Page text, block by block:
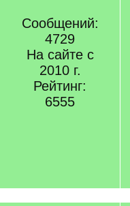
Сообщений:
4729
На сайте с
2010 г.
Рейтинг:
6555